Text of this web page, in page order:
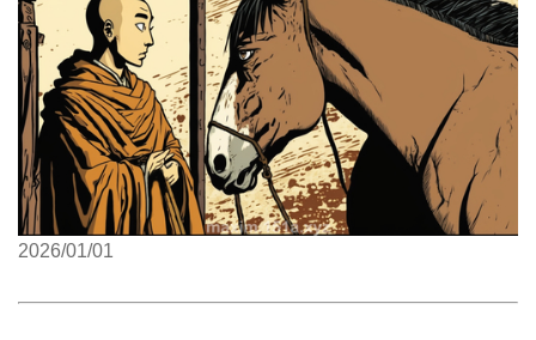
2026/01/01